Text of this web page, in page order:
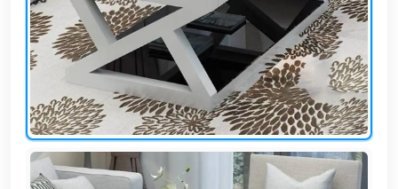
أدوات
نظافة
EN
تسجيل